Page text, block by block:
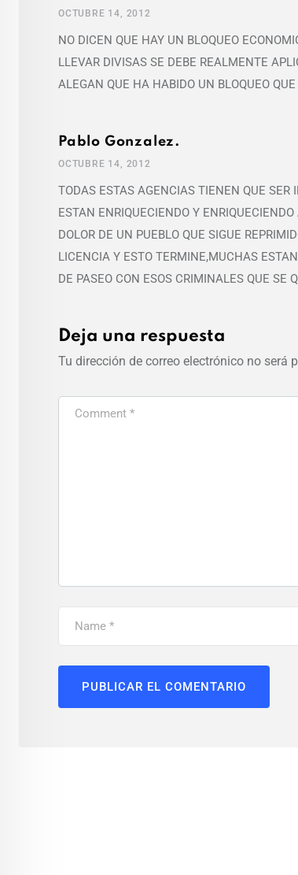
OCTUBRE 14, 2012
NO DICEN QUE HAY UN BLOQUEO
LLEVAR DIVISAS SE DEBE REALMENTE
ALEGAN QUE HA HABIDO UN BLOQUEO
Pablo Gonzalez.
OCTUBRE 14, 2012
TODAS ESTAS AGENCIAS TIENEN QUE SER
ESTAN ENRIQUECIENDO Y
DOLOR DE UN PUEBLO QUE SIGUE
LICENCIA Y ESTO TERMINE,MUCHAS
DE PASEO CON ESOS CRIMINALES QUE SE
Deja una respuesta
Tu dirección de correo electrónico no será